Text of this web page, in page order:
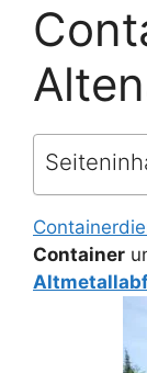
Container